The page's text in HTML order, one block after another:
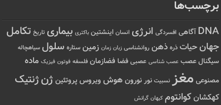
برچسب‌ها
DNA آگاهی افسردگی انرژی انسان اینشتین باکتری بیماری تاریخ تکامل
جهانحیات ذره ذهن روانشناسی زبان زمان زمین ستاره سلول سیاهچاله
سیگنال عصب عصب شناسی عصبی فضا فضازمان فلسفه فوتون فیزیک ماده
مصنوعی مغز نسبیت نور نورون هوش ویروس پروتئین ژنژنتیک
کهکشانکوانتوم کیهان گرانش